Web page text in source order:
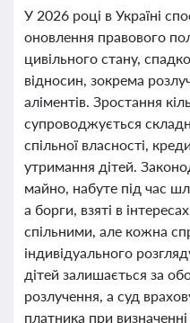
У 2026 році в Україні
оновлення правового
цивільного стану,
відносин, зокрема
аліментів. Зростання
супроводжується
спільної власності,
утримання дітей.
майно, набуте під час
а борги, взяті в
спільними, але кожна
індивідуального
дітей залишається за
розлучення, а суд
платника при